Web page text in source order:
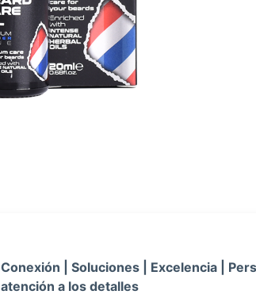
Conexión | Soluciones | Excelencia |
atención a los detalles